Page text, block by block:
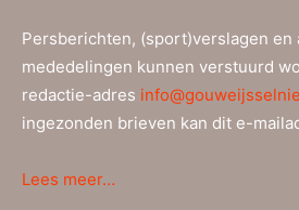
Persberichten, (sport)verslagen en
mededelingen kunnen verstuurd
redactie-adres
ingezonden brieven kan dit e-
Lees meer…